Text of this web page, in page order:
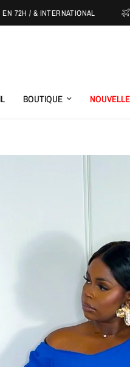
& INTERNATIONAL
BOUTIQUE